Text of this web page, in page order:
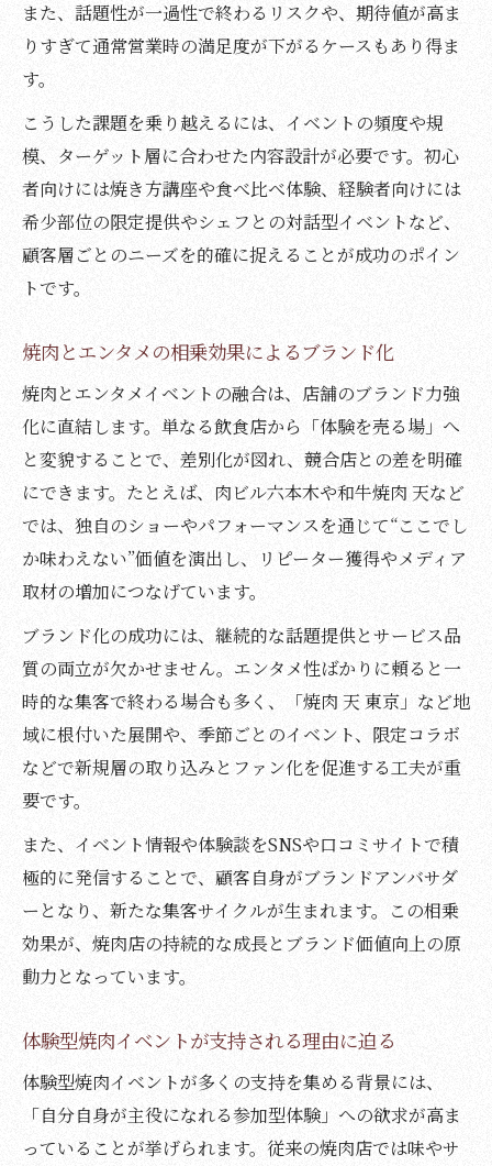
また、話題性が一過性で終わるリスクや、期待値が高ま
りすぎて通常営業時の満足度が下がるケースもあり得ま
す。
こうした課題を乗り越えるには、イベントの頻度や規
模、ターゲット層に合わせた内容設計が必要です。初心
者向けには焼き方講座や食べ比べ体験、経験者向けには
希少部位の限定提供やシェフとの対話型イベントなど、
顧客層ごとのニーズを的確に捉えることが成功のポイン
トです。
焼肉とエンタメの相乗効果によるブランド化
焼肉とエンタメイベントの融合は、店舗のブランド力強
化に直結します。単なる飲食店から「体験を売る場」へ
と変貌することで、差別化が図れ、競合店との差を明確
にできます。たとえば、肉ビル六本木や和牛焼肉 天など
では、独自のショーやパフォーマンスを通じて“ここでし
か味わえない”価値を演出し、リピーター獲得やメディア
取材の増加につなげています。
ブランド化の成功には、継続的な話題提供とサービス品
質の両立が欠かせません。エンタメ性ばかりに頼ると一
時的な集客で終わる場合も多く、「焼肉 天 東京」など地
域に根付いた展開や、季節ごとのイベント、限定コラボ
などで新規層の取り込みとファン化を促進する工夫が重
要です。
また、イベント情報や体験談をSNSや口コミサイトで積
極的に発信することで、顧客自身がブランドアンバサダ
ーとなり、新たな集客サイクルが生まれます。この相乗
効果が、焼肉店の持続的な成長とブランド価値向上の原
動力となっています。
体験型焼肉イベントが支持される理由に迫る
体験型焼肉イベントが多くの支持を集める背景には、
「自分自身が主役になれる参加型体験」への欲求が高ま
っていることが挙げられます。従来の焼肉店では味やサ